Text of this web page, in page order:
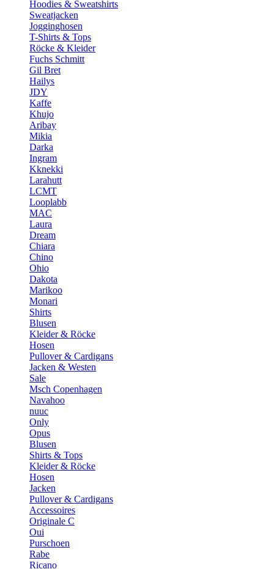
Hoodies & Sweatshirts
Sweatjacken
Jogginghosen
T-Shirts & Tops
Röcke & Kleider
Fuchs Schmitt
Gil Bret
Hailys
JDY
Kaffe
Khujo
Aribay
Mikia
Darka
Ingram
Kknekki
Larahutt
LCMT
Looplabb
MAC
Laura
Dream
Chiara
Chino
Ohio
Dakota
Marikoo
Monari
Shirts
Blusen
Kleider & Röcke
Hosen
Pullover & Cardigans
Jacken & Westen
Sale
Msch Copenhagen
Navahoo
nuuc
Only
Opus
Blusen
Shirts & Tops
Kleider & Röcke
Hosen
Jacken
Pullover & Cardigans
Accessoires
Originale C
Oui
Purschoen
Rabe
Ricano